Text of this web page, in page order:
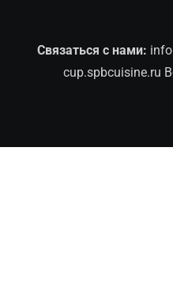
Связаться с нами:
cup.spbcuisine.ru